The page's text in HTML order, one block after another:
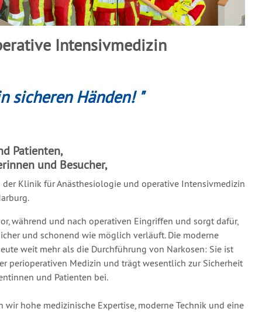
Intensivmedizin
sicheren Händen! "
Patienten,
und Besucher,
Klinik für Anästhesiologie und operative Intensivmedizin
während und nach operativen Eingriffen und sorgt dafür,
und schonend wie möglich verläuft. Die moderne
weit mehr als die Durchführung von Narkosen: Sie ist
perioperativen Medizin und trägt wesentlich zur Sicherheit
und Patienten bei.
hohe medizinische Expertise, moderne Technik und eine